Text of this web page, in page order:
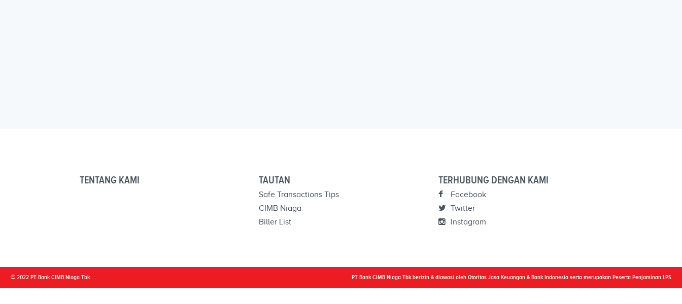
TENTANG KAMI TAUTAN
Safe Transactions Tips
CIMB Niaga
Biller List
TERHUBUNG DENGAN KAMI
Facebook
Twitter
Instagram
© 2022 PT Bank CIMB Niaga Tbk. PT Bank CIMB Niaga Tbk berizin & diawasi oleh Otoritas Jasa Keuangan & Bank Indonesia serta merupakan Peserta Penjaminan LPS